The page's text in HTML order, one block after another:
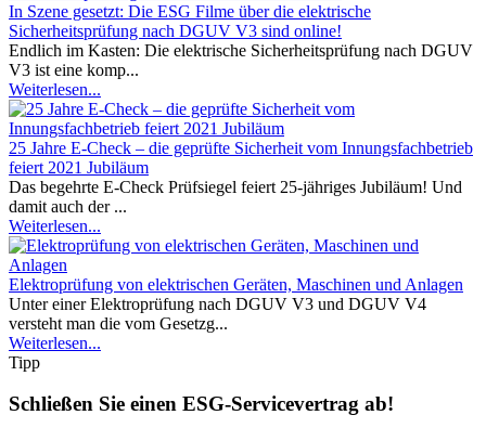
In Szene gesetzt: Die ESG Filme über die elektrische
Sicherheitsprüfung nach DGUV V3 sind online!
Endlich im Kasten: Die elektrische Sicherheitsprüfung nach DGUV
V3 ist eine komp...
Weiterlesen...
25 Jahre E-Check – die geprüfte Sicherheit vom Innungsfachbetrieb
feiert 2021 Jubiläum
Das begehrte E-Check Prüfsiegel feiert 25-jähriges Jubiläum! Und
damit auch der ...
Weiterlesen...
Elektroprüfung von elektrischen Geräten, Maschinen und Anlagen
Unter einer Elektroprüfung nach DGUV V3 und DGUV V4
versteht man die vom Gesetzg...
Weiterlesen...
Tipp
Schließen Sie einen ESG-Servicevertrag ab!